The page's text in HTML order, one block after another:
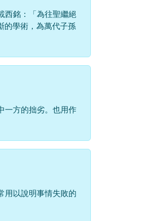
西銘：「為往聖繼絕
學術，為萬代子孫
一方的拙劣。也用作
用以說明事情失敗的